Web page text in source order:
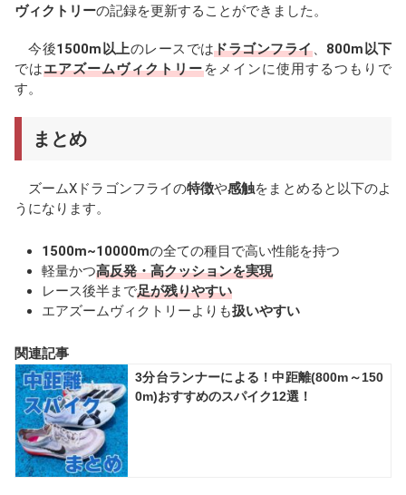
ヴィクトリーの記録を更新することができました。
今後1500m以上のレースではドラゴンフライ、 800m以下
ではエアズームヴィクトリーをメインに使用するつもりで
す。
まとめ
ズームXドラゴンフライの特徴や感触をまとめると以下のよ
うになります。
1500m~10000mの全ての種目で高い性能を持つ
軽量かつ高反発・高クッションを実現
レース後半まで足が残りやすい
エアズームヴィクトリーよりも扱いやすい
関連記事
3分台ランナーによる！中距離(800m～150
0m)おすすめのスパイク12選！